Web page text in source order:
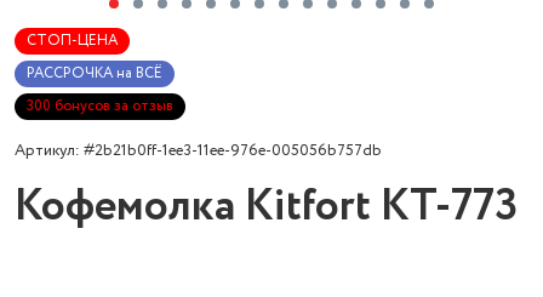
СТОП-ЦЕНА
РАССРОЧКА на ВСЁ
300 бонусов за отзыв
Артикул: #2b21b0ff-1ee3-11ee-976e-005056b757db
Кофемолка Kitfort КТ-773